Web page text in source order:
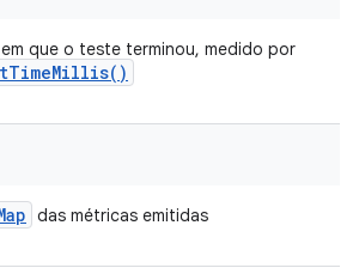
que o teste terminou, medido por
TimeMillis( )
das métricas emitidas